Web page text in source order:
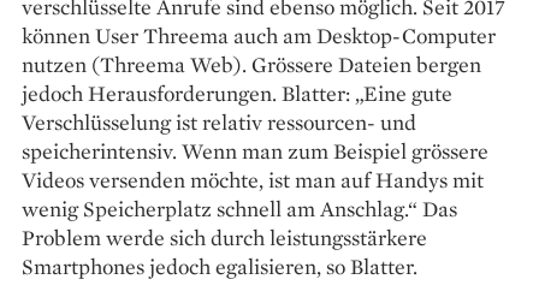
verschlüsselte Anrufe sind ebenso möglich. Seit 2017
können User Threema auch am Desktop-Computer
nutzen (Threema Web). Grössere Dateien bergen
jedoch Herausforderungen. Blatter: „Eine gute
Verschlüsselung ist relativ ressourcen- und
speicherintensiv. Wenn man zum Beispiel grössere
Videos versenden möchte, ist man auf Handys mit
wenig Speicherplatz schnell am Anschlag.“ Das
Problem werde sich durch leistungsstärkere
Smartphones jedoch egalisieren, so Blatter.